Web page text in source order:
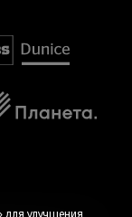
для улучшения